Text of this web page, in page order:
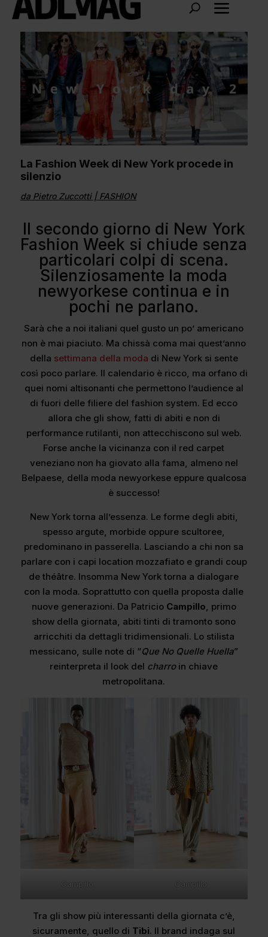
La Fashion Week di New York procede in
silenzio
da Pietro Zuccotti| FASHION
Il secondo giorno di New York
Fashion Week si chiude senza
particolari colpi di scena.
Silenziosamente la moda
newyorkese continua e in
pochi ne parlano.
Sarà che a noi italiani quel gusto un po’ americano
non è mai piaciuto. Ma chissà coma mai quest’anno
della settimana della moda di New York si sente
così poco parlare. Il calendario è ricco, ma orfano di
quei nomi altisonanti che permettono l’audience al
di fuori delle filiere del fashion system. Ed ecco
allora che gli show, fatti di abiti e non di
performance rutilanti, non attecchiscono sul web.
Forse anche la vicinanza con il red carpet
veneziano non ha giovato alla fama, almeno nel
Belpaese, della moda newyorkese eppure qualcosa
è successo!
New York torna all’essenza. Le forme degli abiti,
spesso argute, morbide oppure scultoree,
predominano in passerella. Lasciando a chi non sa
parlare con i capi location mozzafiato e grandi coup
de théâtre. Insomma New York torna a dialogare
con la moda. Soprattutto con quella proposta dalle
nuove generazioni. Da Patricio Campillo, primo
show della giornata, abiti tinti di tramonto sono
arricchiti da dettagli tridimensionali. Lo stilista
messicano, sulle note di “Que No Quelle Huella”
reinterpreta il look del charro in chiave
metropolitana.
Campillo Campillo
Tra gli show più interessanti della giornata c’è,
sicuramente, quello di Tibi. Il brand indaga sul